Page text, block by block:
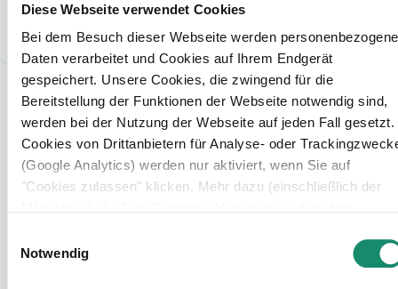
Diese Webseite verwendet Cookies
Bei dem Besuch dieser Webseite werden personenbezogene
Daten verarbeitet und Cookies auf Ihrem Endgerät
gespeichert. Unsere Cookies, die zwingend für die
Bereitstellung der Funktionen der Webseite notwendig sind,
werden bei der Nutzung der Webseite auf jeden Fall gesetzt.
Cookies von Drittanbietern für Analyse- oder
(Google Analytics) werden nur aktiviert, wenn Sie auf
"Cookies zulassen" klicken. Mehr dazu (einschließlich der
Impressum
Notwendig
Asterlager Str. 90
47228 Duisburg
Google Maps
02065 960 650
Zur Website